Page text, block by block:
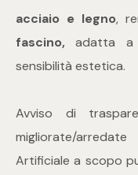
acciaio e legno,
fascino, adatta a
sensibilità estetica.
Avviso di
migliorate/
Artificiale a scopo
Qualsiasi